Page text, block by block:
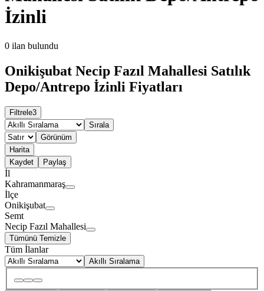
İzinli
0 ilan bulundu
Onikişubat Necip Fazıl Mahallesi Satılık
Depo/Antrepo İzinli Fiyatları
Filtrele3
Sırala
Görünüm
Harita
Kaydet
Paylaş
İl
Kahramanmaraş
İlçe
Onikişubat
Semt
Necip Fazıl Mahallesi
Tümünü Temizle
Tüm İlanlar
Akıllı Sıralama